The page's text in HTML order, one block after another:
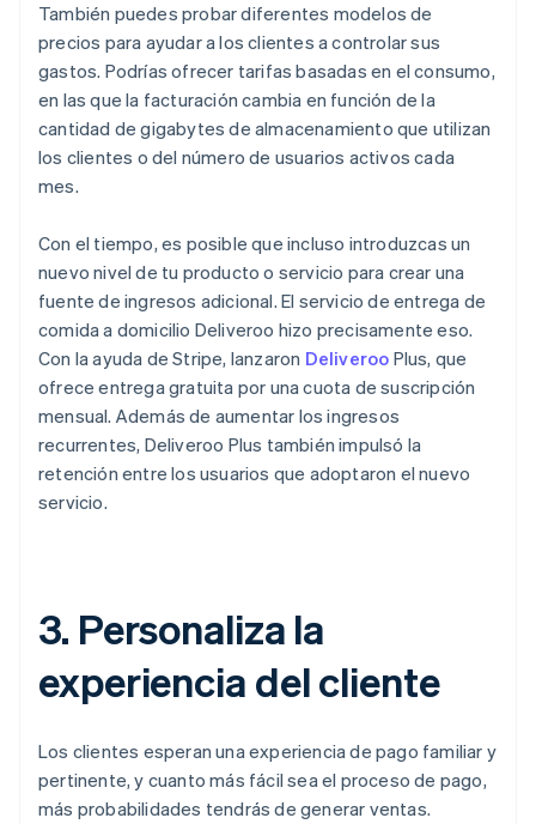
También puedes probar diferentes modelos de
precios para ayudar a los clientes a controlar sus
gastos. Podrías ofrecer tarifas basadas en el consumo,
en las que la facturación cambia en función de la
cantidad de gigabytes de almacenamiento que utilizan
los clientes o del número de usuarios activos cada
mes.
Con el tiempo, es posible que incluso introduzcas un
nuevo nivel de tu producto o servicio para crear una
fuente de ingresos adicional. El servicio de entrega de
comida a domicilio Deliveroo hizo precisamente eso.
Con la ayuda de Stripe, lanzaron Deliveroo Plus, que
ofrece entrega gratuita por una cuota de suscripción
mensual. Además de aumentar los ingresos
recurrentes, Deliveroo Plus también impulsó la
retención entre los usuarios que adoptaron el nuevo
servicio.
3. Personaliza la
experiencia del cliente
Los clientes esperan una experiencia de pago familiar y
pertinente, y cuanto más fácil sea el proceso de pago,
más probabilidades tendrás de generar ventas.